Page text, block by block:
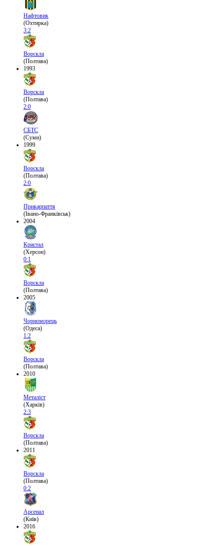
Нафтовик
(Охтирка)
3:2
Ворскла
(Полтава)
1993
Ворскла
(Полтава)
2:0
СБТС
(Суми)
1999
Ворскла
(Полтава)
2:0
Прикарпаття
(Івано-Франківськ)
2004
Кристал
(Херсон)
0:1
Ворскла
(Полтава)
2005
Чорноморець
(Одеса)
1:2
Ворскла
(Полтава)
2010
Металіст
(Харків)
2:3
Ворскла
(Полтава)
2011
Ворскла
(Полтава)
0:2
Арсенал
(Київ)
2016